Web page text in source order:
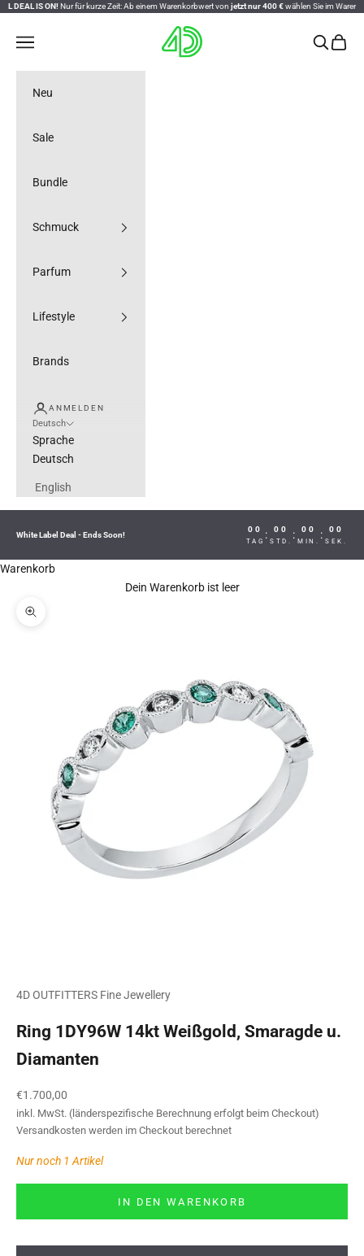
Zum Inhalt springen
IS ON!Nur für kurze Zeit: Ab einem Warenkorbwert vonjetzt nur 400 €wählen Sie im Warenkorb
4D OUTFITTERS
Navigationsmenü öffnen Suche
Neu
Sale
Bundle
Schmuck
Parfum
Lifestyle
Brands
ANMELDEN
Deutsch
Sprache
Deutsch
English
White Label Deal - Ends Soon!
00
TAG
: 00
STD.
: 00
MIN.
: 00
SEK.
Warenkorb
Dein Warenkorb ist leer
Bild vergrößern
4D OUTFITTERS Fine Jewellery
Ring 1DY96W 14kt Weißgold, Smaragde u.
Diamanten
Angebot
€1.700,00
inkl. MwSt. (länderspezifische Berechnung erfolgt beim Checkout)
Versandkosten werden im Checkout berechnet
Nur noch 1 Artikel
IN DEN WARENKORB